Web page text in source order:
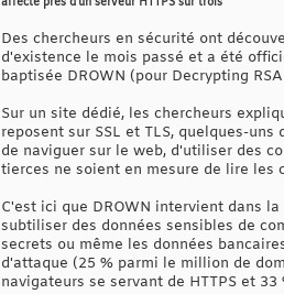
affecte près d'un serveur HTTPS sur trois
Des chercheurs en sécurité ont
d'existence le mois passé et a été
baptisée DROWN (pour Decrypting
Sur un site dédié, les chercheurs
reposent sur SSL et TLS, quelques-
de naviguer sur le web, d'utiliser des
tierces ne soient en mesure de lire les
C'est ici que DROWN intervient dans
subtiliser des données sensibles de
secrets ou même les données
d'attaque (25 % parmi le million de
navigateurs se servant de HTTPS et 33